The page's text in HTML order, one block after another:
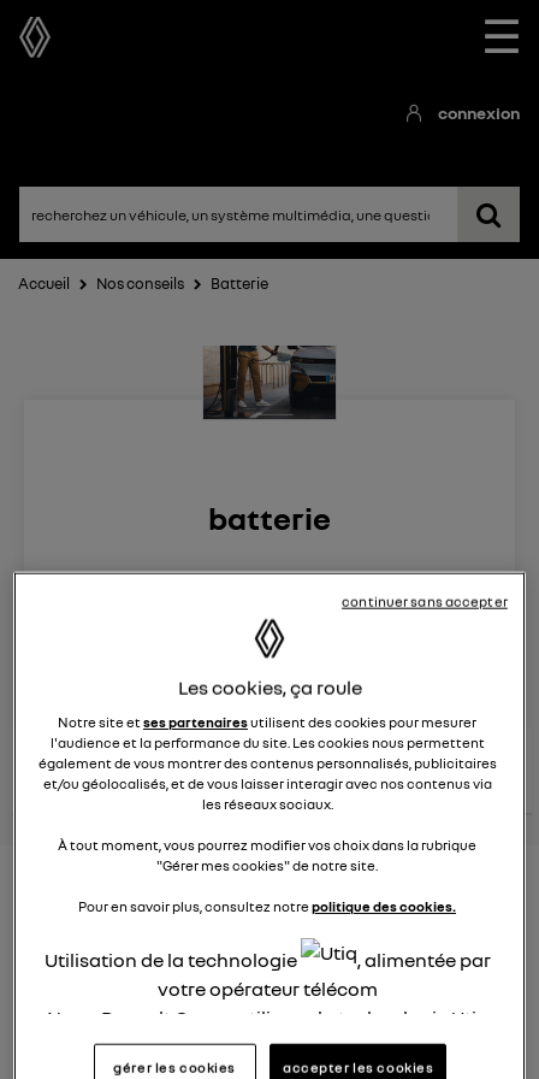
☰
connexion
Accueil Nos conseils Batterie
batterie
Le25 mars 2025à16:30
RENAULT
conseils Renault
consultez les
conseils
similaires
voir tous les
conseils
Elena42
25 janvier 2022à 17:24
recharge à domicile ?
Les cookies, ça roule
Notre site etses partenairesutilisent des cookies pour mesurer
l'audience et la performance du site. Les cookies nous permettent
également de vous montrer des contenus personnalisés, publicitaires
et/ou géolocalisés, et de vous laisser interagir avec nos contenus via
les réseaux sociaux.
À tout moment, vous pourrez modifier vos choix dans la rubrique
"Gérer mes cookies" de notre site.
Pour en savoir plus, consultez notrepolitique des cookies.
Utilisation de la technologie
, alimentée par
votre opérateur télécom
Nous, Renault Group, utilisons la technologie Utiq
pour nos activités digitales (telles que décrites
gérer les cookies accepter les cookies
continuer sans accepter